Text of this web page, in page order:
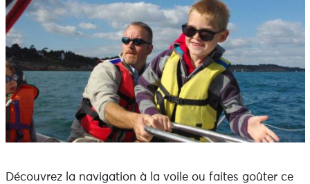
Découvrez la navigation à la voile ou faites goûter ce